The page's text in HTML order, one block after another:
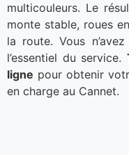
multicouleurs. Le
monte stable, roues
la route. Vous
l’essentiel du service.
ligne pour obtenir
en charge au Cannet.